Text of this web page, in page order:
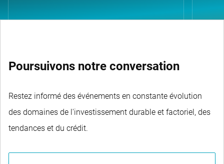
Poursuivons notre conversation
Restez informé des événements en constante évolution
des domaines de l'investissement durable et factoriel, des
tendances et du crédit.